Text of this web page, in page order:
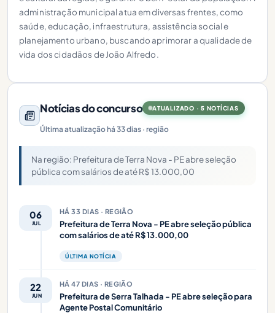
administração municipal atua em diversas frentes, como
saúde, educação, infraestrutura, assistência social e
planejamento urbano, buscando aprimorar a qualidade de
vida dos cidadãos de João Alfredo.
Notícias do concurso ATUALIZADO · 5 NOTÍCIAS
Última atualização há 33 dias · região
Na região: Prefeitura de Terra Nova - PE abre seleção
pública com salários de até R$ 13.000,00
06
JUL
HÁ 33 DIAS · REGIÃO
Prefeitura de Terra Nova - PE abre seleção pública
com salários de até R$ 13.000,00
ÚLTIMA NOTÍCIA
22
JUN
HÁ 47 DIAS · REGIÃO
Prefeitura de Serra Talhada - PE abre seleção para
Agente Postal Comunitário